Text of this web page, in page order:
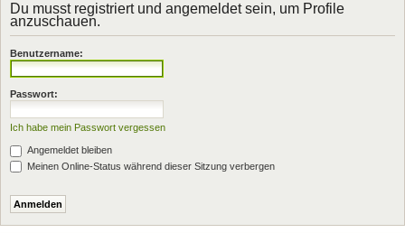
h
Du musst registriert und angemeldet sein, um Profile
anzuschauen.
Benutzername:
Passwort:
Ich habe mein Passwort vergessen
Angemeldet bleiben
Meinen Online-Status während dieser Sitzung verbergen